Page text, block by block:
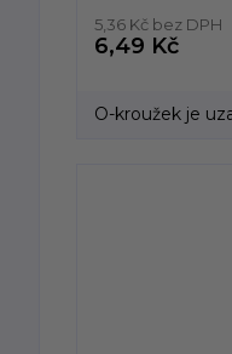
5,36 Kč bez DPH
6,49 Kč
O-kroužek je